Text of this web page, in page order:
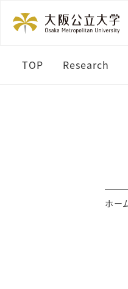
TOP Research
ホー